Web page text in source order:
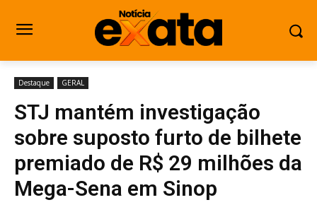
Destaque GERAL
STJ mantém investigação
sobre suposto furto de bilhete
premiado de R$ 29 milhões da
Mega-Sena em Sinop